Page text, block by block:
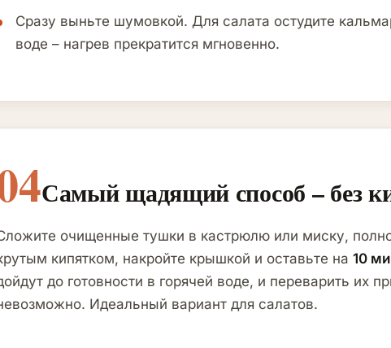
Сразу выньте шумовкой. Для салата остудите
воде – нагрев прекратится мгновенно.
Самый щадящий способ – без
очищенные тушки в кастрюлю или миску,
кипятком, накройте крышкой и оставьте на 10
до готовности в горячей воде, и переварить их
Идеальный вариант для салатов.